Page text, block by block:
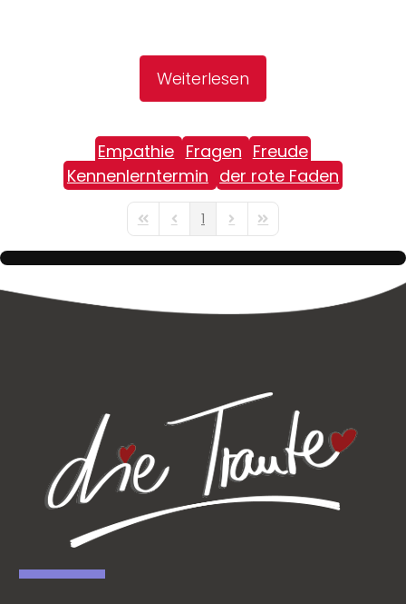
Weiterlesen
Empathie Fragen Freude
Kennenlerntermin der rote Faden
First PagePrevious Page
1 Next PageLast Page